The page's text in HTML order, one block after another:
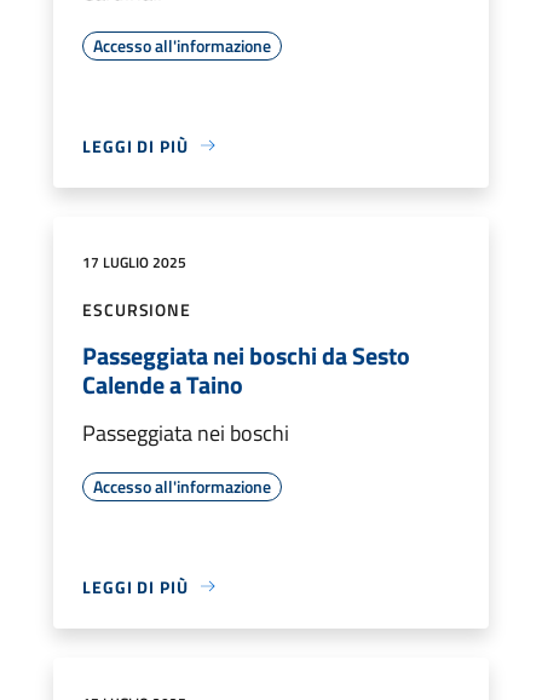
Accesso all'informazione
LEGGI DI PIÙ
17 LUGLIO 2025
ESCURSIONE
Passeggiata nei boschi da Sesto
Calende a Taino
Passeggiata nei boschi
Accesso all'informazione
LEGGI DI PIÙ